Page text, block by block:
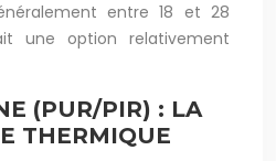
entre 18 et 28
une option relativement
(PUR/PIR) : LA
THERMIQUE